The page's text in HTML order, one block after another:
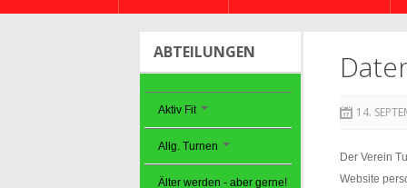
14.
Der Verein
Website
ABTEILUNGEN
Aktiv Fit
Allg. Turnen
Älter werden - aber gerne!